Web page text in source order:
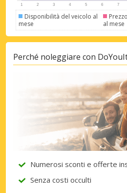
Disponibilità del veicolo al
mese
al mese
Perché noleggiare con
Numerosi sconti e offerte
Senza costi occulti